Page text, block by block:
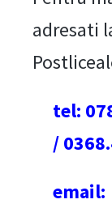
adresati
tel:
/
email: